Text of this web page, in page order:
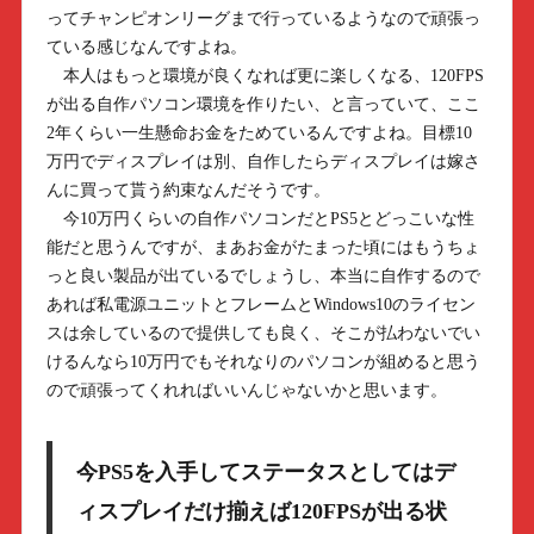
ってチャンピオンリーグまで行っているようなので頑張っ
ている感じなんですよね。
本人はもっと環境が良くなれば更に楽しくなる、120FPS
が出る自作パソコン環境を作りたい、と言っていて、ここ
2年くらい一生懸命お金をためているんですよね。目標10
万円でディスプレイは別、自作したらディスプレイは嫁さ
んに買って貰う約束なんだそうです。
今10万円くらいの自作パソコンだとPS5とどっこいな性
能だと思うんですが、まあお金がたまった頃にはもうちょ
っと良い製品が出ているでしょうし、本当に自作するので
あれば私電源ユニットとフレームとWindows10のライセン
スは余しているので提供しても良く、そこが払わないでい
けるんなら10万円でもそれなりのパソコンが組めると思う
ので頑張ってくれればいいんじゃないかと思います。
今PS5を入手してステータスとしてはデ
ィスプレイだけ揃えば120FPSが出る状